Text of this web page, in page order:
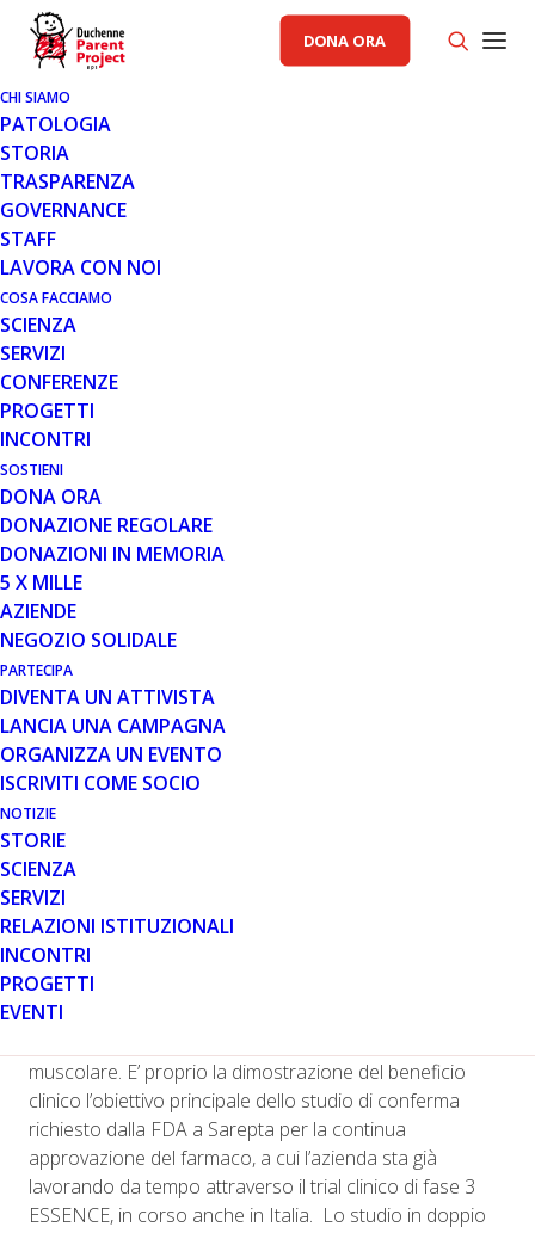
DONA ORA
CHI SIAMO
PATOLOGIA
STORIA
TRASPARENZA
GOVERNANCE
STAFF
LAVORA CON NOI
COSA FACCIAMO
SCIENZA
SERVIZI
CONFERENZE
PROGETTI
INCONTRI
SOSTIENI
DONA ORA
DONAZIONE REGOLARE
DONAZIONI IN MEMORIA
5 X MILLE
AZIENDE
NEGOZIO SOLIDALE
PARTECIPA
DIVENTA UN ATTIVISTA
LANCIA UNA CAMPAGNA
ORGANIZZA UN EVENTO
ISCRIVITI COME SOCIO
NOTIZIE
STORIE
SCIENZA
SERVIZI
RELAZIONI ISTITUZIONALI
INCONTRI
PROGETTI
EVENTI
AREA SCIENZA PP
26 FEB 2021
CASIMERSEN APPROVATO NEGLI
STATI UNITI PER IL
TRATTAMENTO DEI PAZIENTI
DUCHENNE TRATTABILI CON LO
SKIPPING DELL’ESONE 45
È arrivata questa notte
approvazione accelerata negli Stati Uniti concessa dalla
FDA, si tratta questa volta di AMONDYS 45 anche noto
come casimersen, la molecola antisenso sviluppata da
Sarepta Therapeutic per il trattamento dei pazienti DMD
con una mutazione nel gene della distrofina trattabile
con lo skipping dell’esone 45.
Analogamente agli altri due farmaci di Sarepta, Exondys
51 e Vyondys 53, approvati rispettivamente a settembre
del 2016 e dicembre del 2019, anche l’approvazione di
AMONDYS 45 si basa sul principio dell’endpoint
surrogato, ovvero aver dimostrato un aumento
statisticamente significativo nella produzione della
distrofina nei pazienti, da cui dovrebbe dipendere
muscolare. E’ proprio la dimostrazione del beneficio
clinico l’obiettivo principale dello studio di conferma
richiesto dalla FDA a Sarepta per la continua
approvazione del farmaco, a cui l’azienda sta già
lavorando da tempo attraverso il trial clinico di fase 3
ESSENCE, in corso anche in Italia. Lo studio in doppio